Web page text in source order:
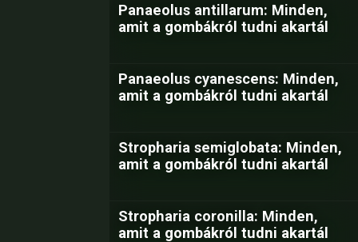
Panaeolus antillarum: Minden,
amit a gombákról tudni akartál
Panaeolus cyanescens: Minden,
amit a gombákról tudni akartál
Stropharia semiglobata: Minden,
amit a gombákról tudni akartál
Stropharia coronilla: Minden,
amit a gombákról tudni akartál